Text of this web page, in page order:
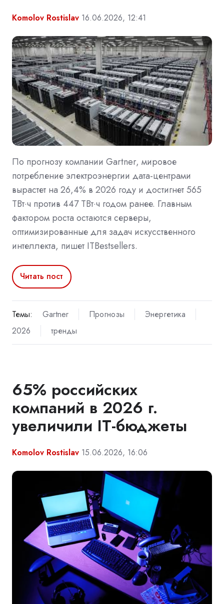
Komolov Rostislav 16.06.2026, 12:41
По прогнозу компании Gartner, мировое
потребление электроэнергии дата-центрами
вырастет на 26,4% в 2026 году и достигнет 565
ТВт·ч против 447 ТВт·ч годом ранее. Главным
фактором роста остаются серверы,
оптимизированные для задач искусственного
интеллекта, пишет ITBestsellers.
Читать пост
Темы: Gartner Прогнозы
Энергетика
2026
тренды
65% российских
компаний в 2026 г.
увеличили IT-бюджеты
Komolov Rostislav 15.06.2026, 16:06